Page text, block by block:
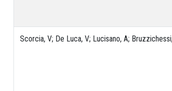
Scorcia, V; De Luca, V; Lucisano, A;